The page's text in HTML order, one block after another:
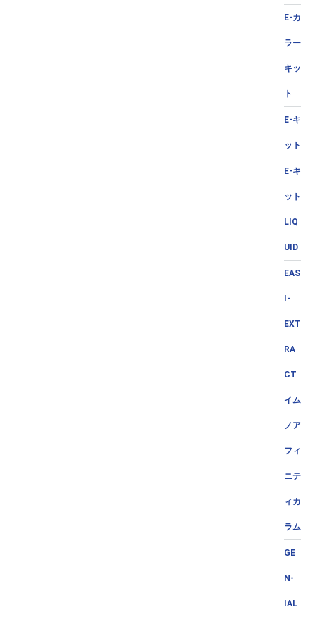
E-カ
ラー
キッ
ト
E-キ
ット
E-キ
ット
LIQ
UID
EAS
I-
EXT
RA
CT
イム
ノア
フィ
ニテ
ィカ
ラム
GE
N-
IAL